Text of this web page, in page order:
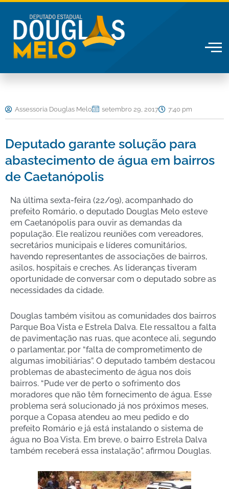
conteúdo
Assessoria Douglas Melo setembro 29, 2017 7:40 pm
Deputado garante solução para
abastecimento de água em bairros
de Caetanópolis
Na última sexta-feira (22/09), acompanhado do
prefeito Romário, o deputado Douglas Melo esteve
em Caetanópolis para ouvir as demandas da
população. Ele realizou reuniões com vereadores,
secretários municipais e líderes comunitários,
havendo representantes de associações de bairros,
asilos, hospitais e creches. As lideranças tiveram
oportunidade de conversar com o deputado sobre as
necessidades da cidade.
Douglas também visitou as comunidades dos bairros
Parque Boa Vista e Estrela Dalva. Ele ressaltou a falta
de pavimentação nas ruas, que acontece ali, segundo
o parlamentar, por “falta de comprometimento de
algumas imobiliárias”. O deputado também destacou
problemas de abastecimento de água nos dois
bairros. “Pude ver de perto o sofrimento dos
moradores que não têm fornecimento de água. Esse
problema será solucionado já nos próximos meses,
porque a Copasa atendeu ao meu pedido e do
prefeito Romário e já está instalando o sistema de
água no Boa Vista. Em breve, o bairro Estrela Dalva
também receberá essa instalação”, afirmou Douglas.